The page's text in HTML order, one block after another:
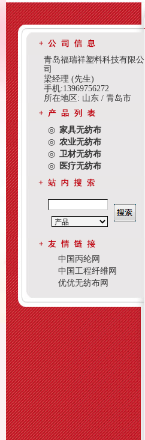
青岛福瑞祥塑料科技有限公
司
梁经理 (先生)
手机:13969756272
所在地区: 山东 / 青岛市
◎ 家具无纺布
◎ 农业无纺布
◎ 卫材无纺布
◎ 医疗无纺布
中国丙纶网
中国工程纤维网
优优无纺布网